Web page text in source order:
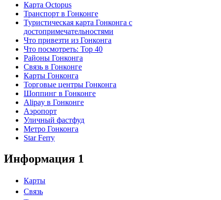
Карта Octopus
Транспорт в Гонконге
Туристическая карта Гонконга с
достопримечательностями
Что привезти из Гонконга
Что посмотреть: Top 40
Районы Гонконга
Связь в Гонконге
Карты Гонконга
Торговые центры Гонконга
Шоппинг в Гонконге
Alipay в Гонконге
Аэропорт
Уличный фастфуд
Метро Гонконга
Star Ferry
Информация 1
Карты
Связь